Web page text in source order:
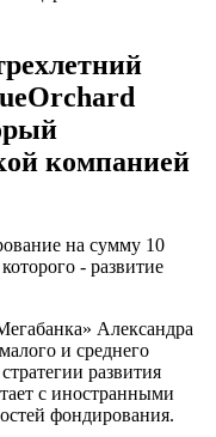
компанией
на сумму 10
- развитие
Александра
и среднего
развития
с иностранными
фондирования.